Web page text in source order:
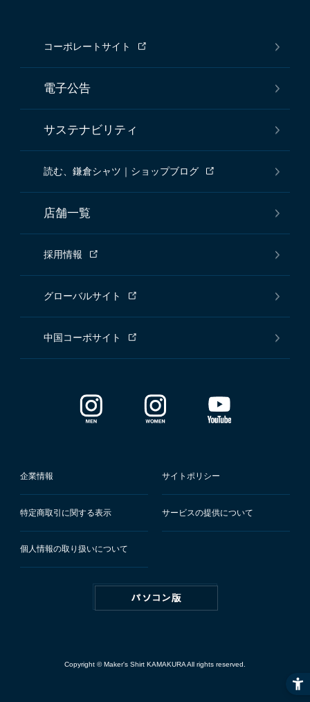
コーポレートサイト
電子公告
サステナビリティ
読む、鎌倉シャツ｜ショップブログ
店舗一覧
採用情報
グローバルサイト
中国コーポサイト
企業情報 サイトポリシー
特定商取引に関する表示 サービスの提供について
個人情報の取り扱いについて
Copyright © Maker's Shirt KAMAKURA All rights reserved.